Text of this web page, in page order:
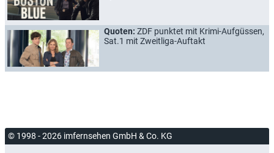
Quoten: ZDF punktet mit Krimi-Aufgüssen,
Sat.1 mit Zweitliga-Auftakt
© 1998 - 2026 imfernsehen GmbH & Co. KG